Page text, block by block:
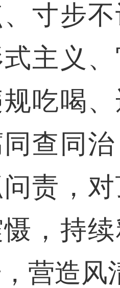
寸步
主义
吃喝
查同
责，
，持
营造风